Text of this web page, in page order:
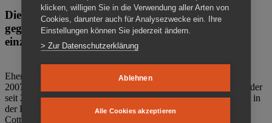
Die Gedenkstätte Zuchthaus Cottbus ist ein Ort
gegen das Vergessen. Anschaulich, nah und
einzigartig.
Ehemalige politische Häftlinge der DDR gründeten im Oktober
2007 den Verein Menschenrechtszentrum Cottbus e. V. (MRZ), der
seit 2011 Eigentümer des ehemaligen Gefängnisses (1860-2002) in
der Bautzener Straße und Träger der Gedenkstätte Zuchthaus
Cottbus ist. Im Zentrum der Arbeit der Gedenkstätte steht die
klicken, willigen Sie in die Verwendung aller Arten von
Cookies, darunter auch für Analysezwecke ein. Ihre
Einstellungen können Sie jederzeit ändern.
> Zur Datenschutzerklärung
Ablehnen
Alle Cookies akzeptieren